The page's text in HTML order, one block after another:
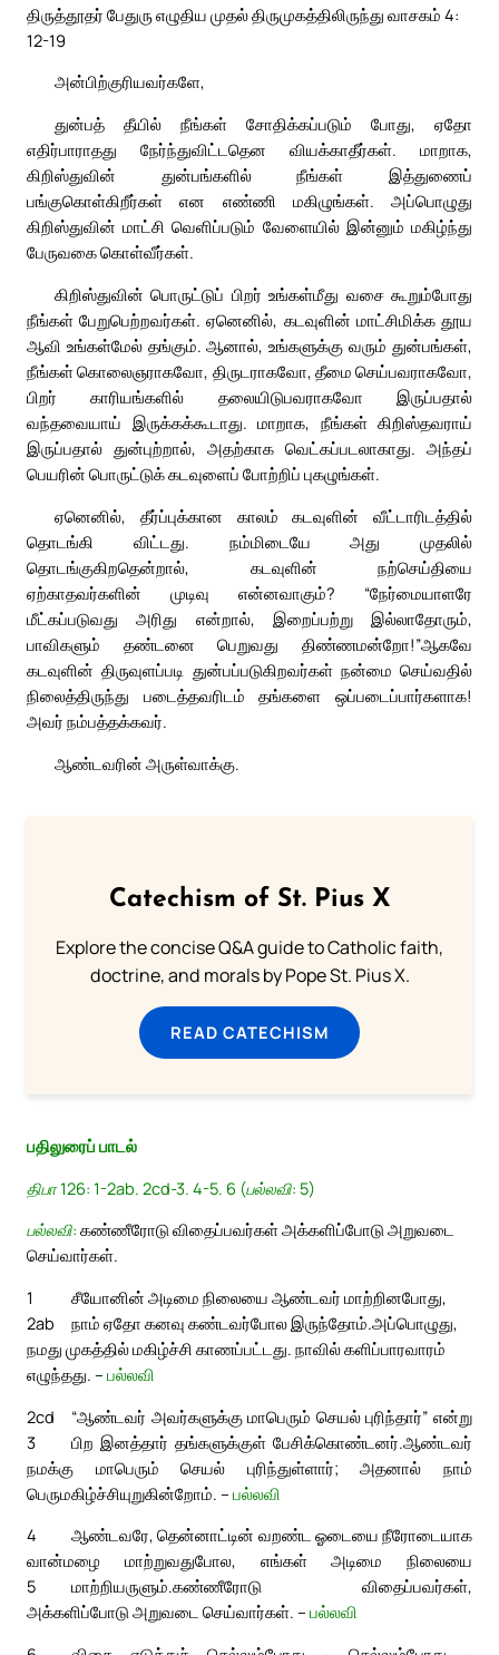
திருத்தூதர் பேதுரு எழுதிய முதல் திருமுகத்திலிருந்து வாசகம் 4:
12-19
அன்பிற்குரியவர்களே,
துன்பத் தீயில் நீங்கள் சோதிக்கப்படும் போது, ஏதோ
எதிர்பாராதது நேர்ந்துவிட்டதென வியக்காதீர்கள். மாறாக,
கிறிஸ்துவின் துன்பங்களில் நீங்கள் இத்துணைப்
பங்குகொள்கிறீர்கள் என எண்ணி மகிழுங்கள். அப்பொழுது
கிறிஸ்துவின் மாட்சி வெளிப்படும் வேளையில் இன்னும் மகிழ்ந்து
பேருவகை கொள்வீர்கள்.
கிறிஸ்துவின் பொருட்டுப் பிறர் உங்கள்மீது வசை கூறும்போது
நீங்கள் பேறுபெற்றவர்கள். ஏனெனில், கடவுளின் மாட்சிமிக்க தூய
ஆவி உங்கள்மேல் தங்கும். ஆனால், உங்களுக்கு வரும் துன்பங்கள்,
நீங்கள் கொலைஞராகவோ, திருடராகவோ, தீமை செய்பவராகவோ,
பிறர் காரியங்களில் தலையிடுபவராகவோ இருப்பதால்
வந்தவையாய் இருக்கக்கூடாது. மாறாக, நீங்கள் கிறிஸ்தவராய்
இருப்பதால் துன்புற்றால், அதற்காக வெட்கப்படலாகாது. அந்தப்
பெயரின் பொருட்டுக் கடவுளைப் போற்றிப் புகழுங்கள்.
ஏனெனில், தீர்ப்புக்கான காலம் கடவுளின் வீட்டாரிடத்தில்
தொடங்கி விட்டது. நம்மிடையே அது முதலில்
தொடங்குகிறதென்றால், கடவுளின் நற்செய்தியை
ஏற்காதவர்களின் முடிவு என்னவாகும்? “நேர்மையாளரே
மீட்கப்படுவது அரிது என்றால், இறைப்பற்று இல்லாதோரும்,
பாவிகளும் தண்டனை பெறுவது திண்ணமன்றோ!”ஆகவே
கடவுளின் திருவுளப்படி துன்பப்படுகிறவர்கள் நன்மை செய்வதில்
நிலைத்திருந்து படைத்தவரிடம் தங்களை ஒப்படைப்பார்களாக!
அவர் நம்பத்தக்கவர்.
ஆண்டவரின் அருள்வாக்கு.
Catechism of St. Pius X
Explore the concise Q&A guide to Catholic faith,
doctrine, and morals by Pope St. Pius X.
READ CATECHISM
பதிலுரைப் பாடல்
திபா 126: 1-2ab. 2cd-3. 4-5. 6 (பல்லவி: 5)
பல்லவி: கண்ணீரோடு விதைப்பவர்கள் அக்களிப்போடு அறுவடை
செய்வார்கள்.
1
சீயோனின் அடிமை நிலையை ஆண்டவர் மாற்றினபோது,
நாம் ஏதோ கனவு கண்டவர்போல இருந்தோம்.
2ab
அப்பொழுது,
நமது முகத்தில் மகிழ்ச்சி காணப்பட்டது. நாவில் களிப்பாரவாரம்
எழுந்தது. – பல்லவி
2cd
“ஆண்டவர் அவர்களுக்கு மாபெரும் செயல் புரிந்தார்” என்று
பிற இனத்தார் தங்களுக்குள் பேசிக்கொண்டனர்.
3
ஆண்டவர்
நமக்கு மாபெரும் செயல் புரிந்துள்ளார்; அதனால் நாம்
பெருமகிழ்ச்சியுறுகின்றோம். – பல்லவி
4
ஆண்டவரே, தென்னாட்டின் வறண்ட ஓடையை நீரோடையாக
வான்மழை மாற்றுவதுபோல, எங்கள் அடிமை நிலையை
மாற்றியருளும்.
5
கண்ணீரோடு விதைப்பவர்கள்,
அக்களிப்போடு அறுவடை செய்வார்கள். – பல்லவி